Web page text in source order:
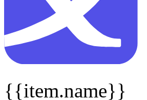
{{item.name}}